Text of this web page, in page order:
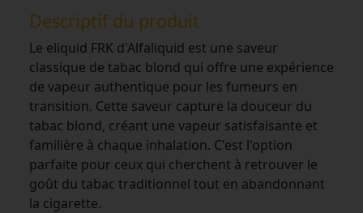
Descriptif du produit
Le eliquid FRK d'Alfaliquid est une saveur
classique de tabac blond qui offre une expérience
de vapeur authentique pour les fumeurs en
transition. Cette saveur capture la douceur du
tabac blond, créant une vapeur satisfaisante et
familière à chaque inhalation. C'est l'option
parfaite pour ceux qui cherchent à retrouver le
goût du tabac traditionnel tout en abandonnant
la cigarette.